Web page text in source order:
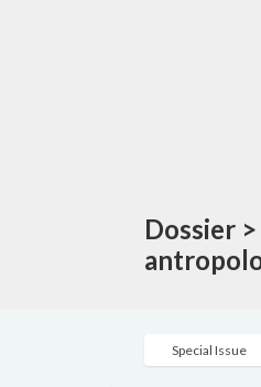
Dossier
Special Issue